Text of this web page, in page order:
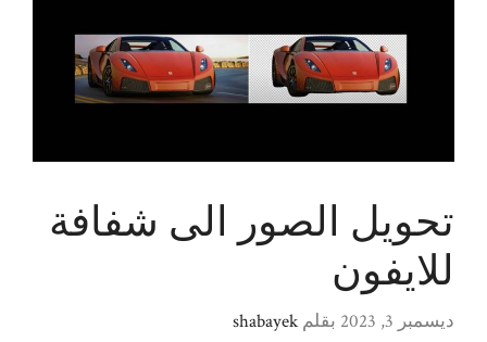
تحويل الصور الى شفافة
للايفون
ديسمبر 3, 2023 بقلمshabayek